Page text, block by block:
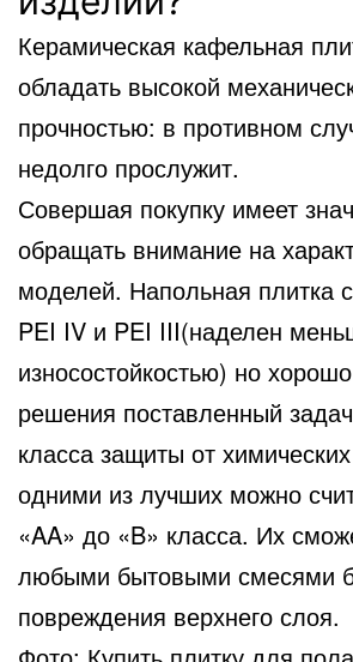
Керамическая кафельная
обладать высокой
прочностью: в противном
недолго прослужит.
Совершая покупку имеет
обращать внимание на
моделей. Напольная плитка
PEI IV и PEI III(наделен
износостойкостью) но
решения поставленный
класса защиты от
одними из лучших можно
«AA» до «B» класса. Их
любыми бытовыми смесями
повреждения верхнего слоя.